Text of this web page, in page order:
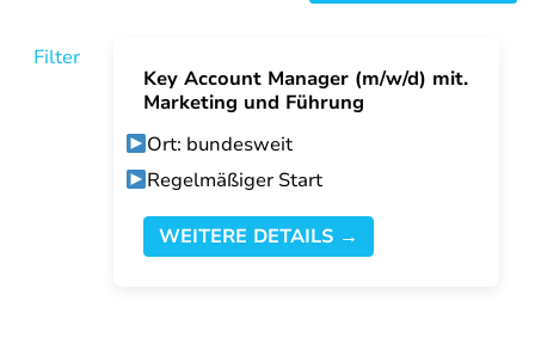
Filter
Key Account Manager (m/w/d) mit.
Marketing und Führung
Ort: bundesweit
Regelmäßiger Start
WEITERE DETAILS →